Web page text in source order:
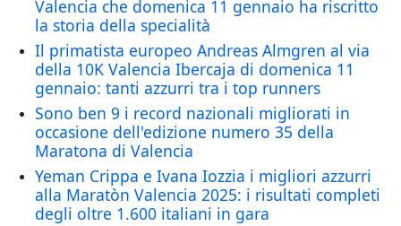
Valencia che domenica 11 gennaio ha riscritto
la storia della specialità
Il primatista europeo Andreas Almgren al via
della 10K Valencia Ibercaja di domenica 11
gennaio: tanti azzurri tra i top runners
Sono ben 9 i record nazionali migliorati in
occasione dell'edizione numero 35 della
Maratona di Valencia
Yeman Crippa e Ivana Iozzia i migliori azzurri
alla Maratòn Valencia 2025: i risultati completi
degli oltre 1.600 italiani in gara